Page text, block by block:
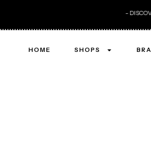
HOME SHOPS